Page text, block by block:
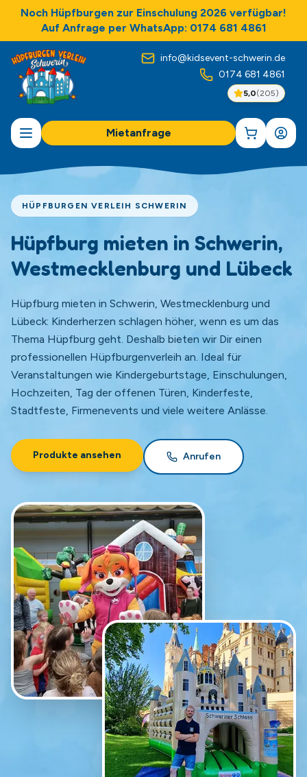
Noch Hüpfburgen zur Einschulung 2026 verfügbar!
Auf Anfrage per WhatsApp: 0174 681 4861
info@kidsevent-schwerin.de
0174 681 4861
5,0(205)
Mietanfrage
HÜPFBURGEN VERLEIH SCHWERIN
Hüpfburg mieten in Schwerin,
Westmecklenburg und Lübeck
Hüpfburg mieten in Schwerin, Westmecklenburg und
Lübeck: Kinderherzen schlagen höher, wenn es um das
Thema Hüpfburg geht. Deshalb bieten wir Dir einen
professionellen Hüpfburgenverleih an. Ideal für
Veranstaltungen wie Kindergeburtstage, Einschulungen,
Hochzeiten, Tag der offenen Türen, Kinderfeste,
Stadtfeste, Firmenevents und viele weitere Anlässe.
Produkte ansehen Anrufen